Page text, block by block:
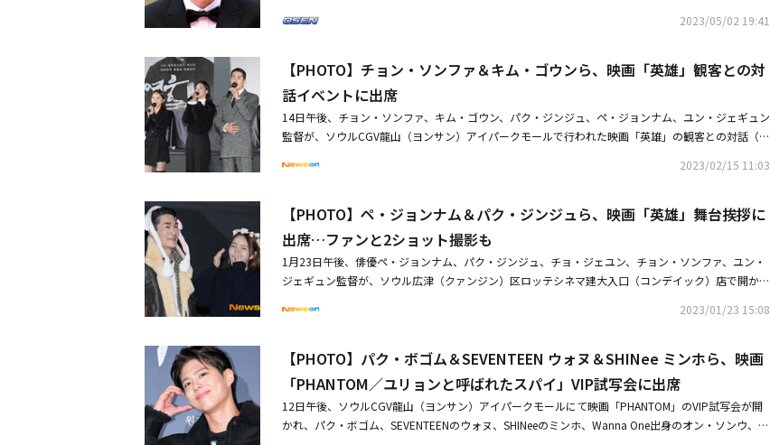
時に発揮するバラエティセンスで、ゲストたちに笑いを与える予定だ。カナダの国立公園の中の巨大
の活躍に期待が高まっている。制作陣は「冒険が好きな秋山成勲、チン・グ、ペ・ジョンナムが野心
的なワイルダーになり、キャンピングカーに乗ってカナダの国立公園の探検に乗り出す」とし、「彼
らの目に映る荘厳な大自然の絶景とユニークな経験を視聴者にそのまま伝える、これまでなかった斬
新な大自然の野生アドベンチャーリアリティの誕生を楽しみにしてほしい」と伝えた。
ョルス、チョ・ダルファン、ナム・ギョンウプらが登場した。「シーンスティラーフェスティバル」
待望の日本公式ファンクラブをオープン！今後の活躍に期待・【PHOTO】チョン・ソンファ＆キ
ム・ゴウンら、映画「英雄」観客との対話イベントに出席
2023/05/02 19:41
【PHOTO】チョン・ソンファ＆キム・ゴウンら、映画「英雄」観客との対
話イベントに出席
14日午後、チョン・ソンファ、キム・ゴウン、パク・ジンジュ、ペ・ジョンナム、ユン・ジェギュン
監督が、ソウルCGV龍山（ヨンサン）アイパークモールで行われた映画「英雄」の観客との対話（G
に出席ファンと2ショット撮影も・【PHOTO】チョン・ソンファ＆キム・ゴウンら、映画「英雄」舞
2023/02/15 11:03
【PHOTO】ペ・ジョンナム＆パク・ジンジュら、映画「英雄」舞台挨拶に
出席…ファンと2ショット撮影も
1月23日午後、俳優ペ・ジョンナム、パク・ジンジュ、チョ・ジェユン、チョン・ソンファ、ユン・
ジェギュン監督が、ソウル広津（クァンジン）区ロッテシネマ建大入口（コンデイック）店で開かれ
後、日本で死刑判決を受けた安重根義士（朝鮮時代の独立運動家）が、挙事を準備していた時から死
督が絶賛歌に感情が込められている（総合）・【PHOTO】キム・ゴウン＆イ・ヒョヌら、映画「英
雄」VIP向け試写会に出席
2023/01/23 15:08
【PHOTO】パク・ボゴム＆SEVENTEEN ウォヌ＆SHINee ミンホら、映画
「PHANTOM／ユリョンと呼ばれたスパイ」VIP試写会に出席
12日午後、ソウルCGV龍山（ヨンサン）アイパークモールにて映画「PHANTOM」のVIP試写会が開
かれ、パク・ボゴム、SEVENTEENのウォヌ、SHINeeのミンホ、Wanna One出身のオン・ソンウ、C